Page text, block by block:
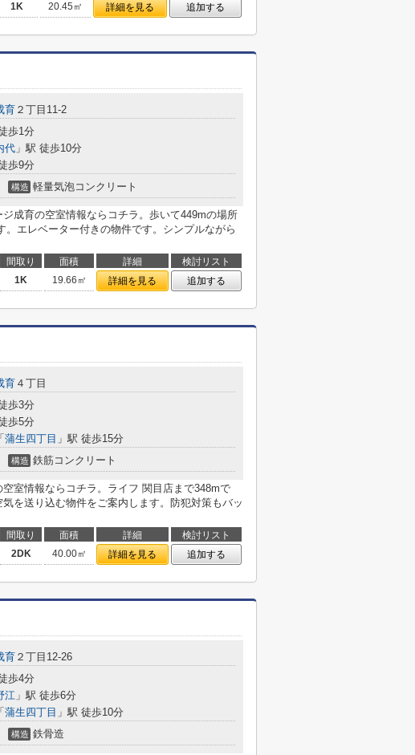
1K 20.45㎡ 詳細を見る 追加する
育 ２丁目11-2
歩1分
代 」駅 徒歩10分
歩9分
構造 軽量気泡コンクリート
成育の空室情報ならコチラ。歩いて449mの場所
。エレベーター付きの物件です。シンプルながら
間取り 面積 詳細
検討リスト
1K 19.66㎡ 詳細を見る 追加する
育 ４丁目
歩3分
歩5分
「 蒲生四丁目 」駅 徒歩15分
構造 鉄筋コンクリート
室情報ならコチラ。ライフ 関目店まで348mで
を送り込む物件をご案内します。防犯対策もバッ
間取り 面積 詳細
検討リスト
2DK 40.00㎡ 詳細を見る 追加する
育 ２丁目12-26
歩4分
江 」駅 徒歩6分
「 蒲生四丁目 」駅 徒歩10分
構造 鉄骨造